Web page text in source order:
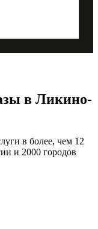
в Ликино-
в более, чем 12
и 2000 городов